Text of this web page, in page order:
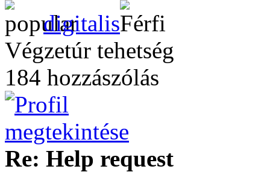
digitalis
Végzetúr tehetség
184 hozzászólás
Re: Help request